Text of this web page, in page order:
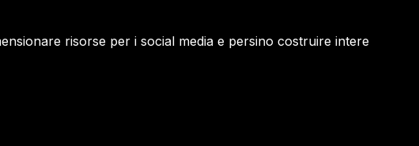
risorse per i social media e persino costruire intere